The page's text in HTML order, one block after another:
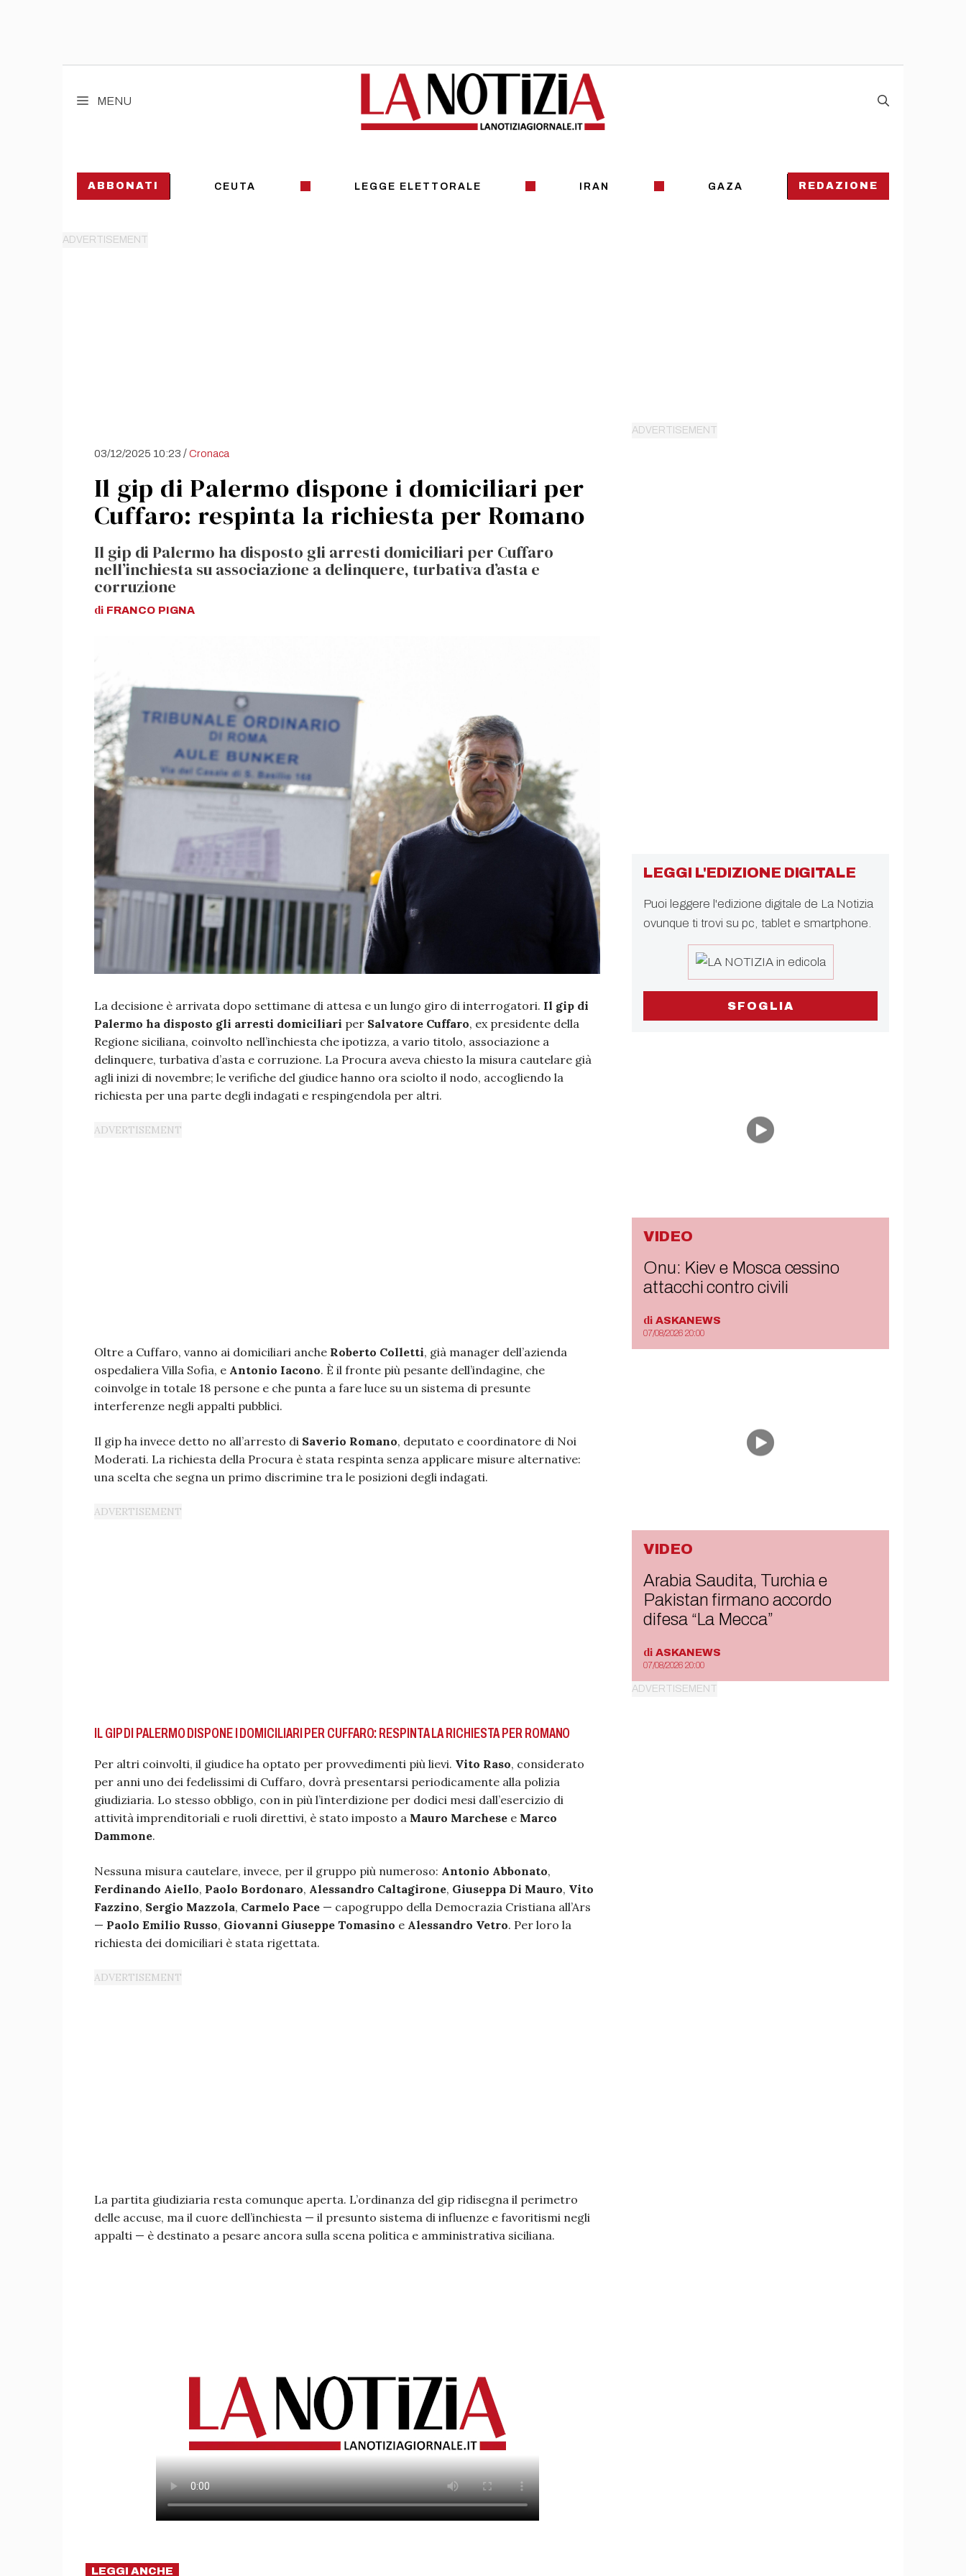
MENU
ABBONATI CEUTA LEGGE ELETTORALE IRAN GAZA REDAZIONE
03/12/2025 10:23 /Cronaca
Il gip di Palermo dispone i domiciliari per
Cuffaro: respinta la richiesta per Romano
Il gip di Palermo ha disposto gli arresti domiciliari per Cuffaro
nell’inchiesta su associazione a delinquere, turbativa d’asta e
corruzione
di FRANCO PIGNA
La decisione è arrivata dopo settimane di attesa e un lungo giro di interrogatori. Il gip di
Palermo ha disposto gli arresti domiciliari per Salvatore Cuffaro, ex presidente della
Regione siciliana, coinvolto nell’inchiesta che ipotizza, a vario titolo, associazione a
delinquere, turbativa d’asta e corruzione. La Procura aveva chiesto la misura cautelare già
agli inizi di novembre; le verifiche del giudice hanno ora sciolto il nodo, accogliendo la
richiesta per una parte degli indagati e respingendola per altri.
Oltre a Cuffaro, vanno ai domiciliari anche Roberto Colletti, già manager dell’azienda
ospedaliera Villa Sofia, e Antonio Iacono. È il fronte più pesante dell’indagine, che
coinvolge in totale 18 persone e che punta a fare luce su un sistema di presunte
interferenze negli appalti pubblici.
Il gip ha invece detto no all’arresto di Saverio Romano, deputato e coordinatore di Noi
Moderati. La richiesta della Procura è stata respinta senza applicare misure alternative:
una scelta che segna un primo discrimine tra le posizioni degli indagati.
IL GIP DI PALERMO DISPONE I DOMICILIARI PER CUFFARO: RESPINTA LA RICHIESTA PER ROMANO
Per altri coinvolti, il giudice ha optato per provvedimenti più lievi. Vito Raso, considerato
per anni uno dei fedelissimi di Cuffaro, dovrà presentarsi periodicamente alla polizia
giudiziaria. Lo stesso obbligo, con in più l’interdizione per dodici mesi dall’esercizio di
attività imprenditoriali e ruoli direttivi, è stato imposto a Mauro Marchese e Marco
Dammone.
Nessuna misura cautelare, invece, per il gruppo più numeroso: Antonio Abbonato,
Ferdinando Aiello, Paolo Bordonaro, Alessandro Caltagirone, Giuseppa Di Mauro, Vito
Fazzino, Sergio Mazzola, Carmelo Pace — capogruppo della Democrazia Cristiana all’Ars
— Paolo Emilio Russo, Giovanni Giuseppe Tomasino e Alessandro Vetro. Per loro la
richiesta dei domiciliari è stata rigettata.
La partita giudiziaria resta comunque aperta. L’ordinanza del gip ridisegna il perimetro
delle accuse, ma il cuore dell’inchiesta — il presunto sistema di influenze e favoritismi negli
appalti — è destinato a pesare ancora sulla scena politica e amministrativa siciliana.
LEGGI ANCHE
LEGGI L'EDIZIONE DIGITALE
Puoi leggere l'edizione digitale de La Notizia
ovunque ti trovi su pc, tablet e smartphone.
SFOGLIA
VIDEO
Onu: Kiev e Mosca cessino
attacchi contro civili
di ASKANEWS
07/08/2026 20:00
VIDEO
Arabia Saudita, Turchia e
Pakistan firmano accordo
difesa “La Mecca”
di ASKANEWS
07/08/2026 20:00